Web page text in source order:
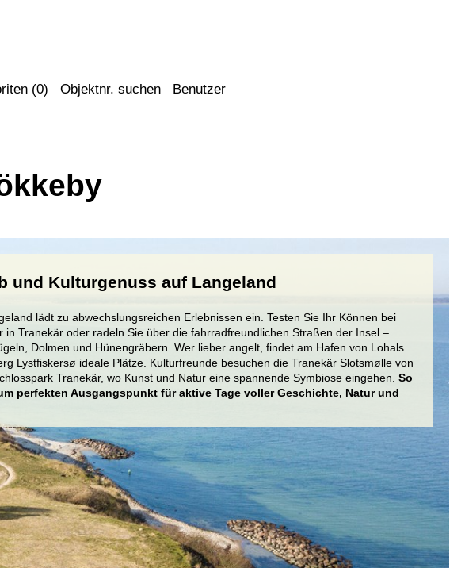
(0) Objektnr. suchen Benutzer
und Kulturgenuss auf Langeland
lädt zu abwechslungsreichen Erlebnissen ein. Testen Sie Ihr Können bei
in Tranekär oder radeln Sie über die fahrradfreundlichen Straßen der Insel –
Dolmen und Hünengräbern. Wer lieber angelt, findet am Hafen von Lohals
Lystfiskersø ideale Plätze. Kulturfreunde besuchen die Tranekär Slotsmølle von
Tranekär, wo Kunst und Natur eine spannende Symbiose eingehen. So
perfekten Ausgangspunkt für aktive Tage voller Geschichte, Natur und